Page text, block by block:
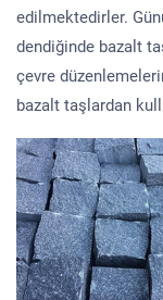
edilmektedirler.
dendiğinde bazalt
çevre
bazalt taşlardan